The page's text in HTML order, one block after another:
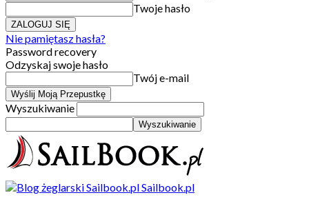
Twoje hasło
Nie pamiętasz hasła?
Password recovery
Odzyskaj swoje hasło
Twój e-mail
Wyszukiwanie
Sailbook.pl